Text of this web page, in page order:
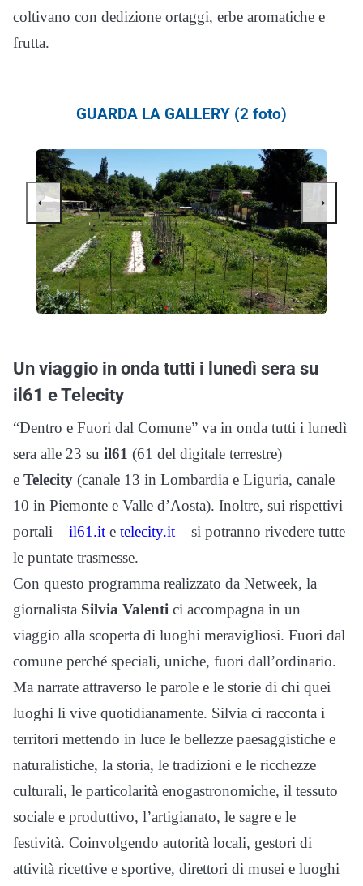
coltivano con dedizione ortaggi, erbe aromatiche e
frutta.
GUARDA LA GALLERY (2 foto)
← →
Un viaggio in onda tutti i lunedì sera su
il61 e Telecity
“Dentro e Fuori dal Comune” va in onda tutti i lunedì
sera alle 23 su il61 (61 del digitale terrestre)
e Telecity (canale 13 in Lombardia e Liguria, canale
10 in Piemonte e Valle d’Aosta). Inoltre, sui rispettivi
portali – il61.it e telecity.it– si potranno rivedere tutte
le puntate trasmesse.
Con questo programma realizzato da Netweek, la
giornalista Silvia Valenti ci accompagna in un
viaggio alla scoperta di luoghi meravigliosi. Fuori dal
comune perché speciali, uniche, fuori dall’ordinario.
Ma narrate attraverso le parole e le storie di chi quei
luoghi li vive quotidianamente. Silvia ci racconta i
territori mettendo in luce le bellezze paesaggistiche e
naturalistiche, la storia, le tradizioni e le ricchezze
culturali, le particolarità enogastronomiche, il tessuto
sociale e produttivo, l’artigianato, le sagre e le
festività. Coinvolgendo autorità locali, gestori di
attività ricettive e sportive, direttori di musei e luoghi